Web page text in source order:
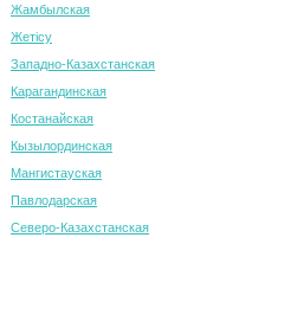
Жамбылская
Жетісу
Западно-Казахстанская
Карагандинская
Костанайская
Кызылординская
Мангистауская
Павлодарская
Северо-Казахстанская